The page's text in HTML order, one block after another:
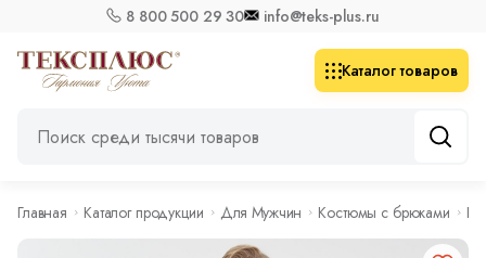
8 800 500 29 30 info@teks-plus.ru
Каталог товаров
Главная Каталог продукции Для Мужчин Костюмы с брюками